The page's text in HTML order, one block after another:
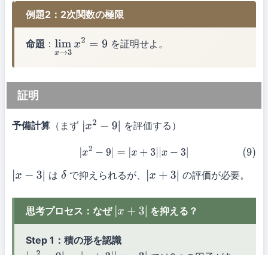
例題2：2次関数の極限
命題 ： limx →3 x2 = 9を証明せよ。
証明
予備計算 （まず x2 −9 を評価する）
(9)| x2 −9 =| x+3| x− 3|
x−3 はδ で抑えられるが、 x+3 の評価が必要。
思考プロセス：なぜ |x+3 | を抑える？
Step 1：積の形を認識